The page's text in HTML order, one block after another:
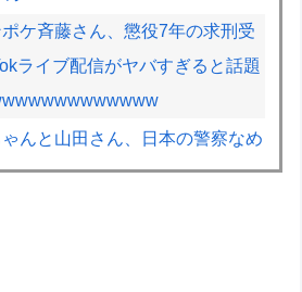
ポケ斉藤さん、懲役7年の求刑受
ライブ配信がヤバすぎると話題
ゃんと山田さん、日本の警察なめ
ｗwｗｗｗｗｗｗｗｗｗ